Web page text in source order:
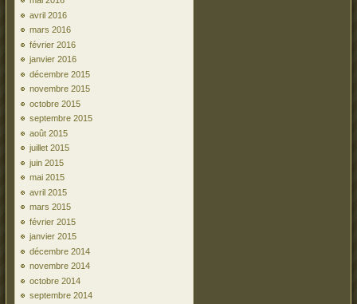
avril 2016
mars 2016
février 2016
janvier 2016
décembre 2015
novembre 2015
octobre 2015
septembre 2015
août 2015
juillet 2015
juin 2015
mai 2015
avril 2015
mars 2015
février 2015
janvier 2015
décembre 2014
novembre 2014
octobre 2014
septembre 2014